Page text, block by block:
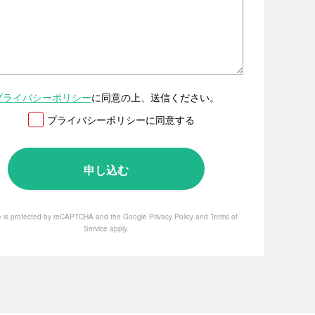
ライバシーポリシーに同意の上、送信ください。
プライバシーポリシーに同意する
is protected by reCAPTCHA and the Google Privacy Policy and Terms of
Service apply.